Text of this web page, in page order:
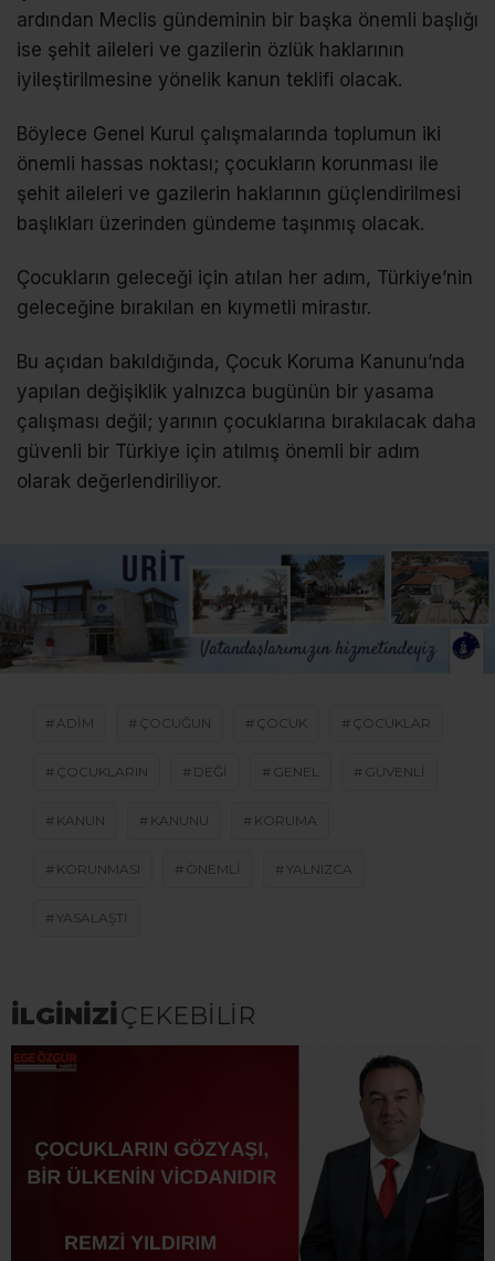
ardından Meclis gündeminin bir başka önemli başlığı
ise şehit aileleri ve gazilerin özlük haklarının
iyileştirilmesine yönelik kanun teklifi olacak.
Böylece Genel Kurul çalışmalarında toplumun iki
önemli hassas noktası; çocukların korunması ile
şehit aileleri ve gazilerin haklarının güçlendirilmesi
başlıkları üzerinden gündeme taşınmış olacak.
Çocukların geleceği için atılan her adım, Türkiye’nin
geleceğine bırakılan en kıymetli mirastır.
Bu açıdan bakıldığında, Çocuk Koruma Kanunu’nda
yapılan değişiklik yalnızca bugünün bir yasama
çalışması değil; yarının çocuklarına bırakılacak daha
güvenli bir Türkiye için atılmış önemli bir adım
olarak değerlendiriliyor.
ADIM ÇOCUĞUN ÇOCUK ÇOCUKLAR
ÇOCUKLARIN DEĞI GENEL GÜVENLI
KANUN KANUNU KORUMA
KORUNMASI ÖNEMLI YALNIZCA
YASALAŞTI
İLGİNİZİÇEKEBİLİR